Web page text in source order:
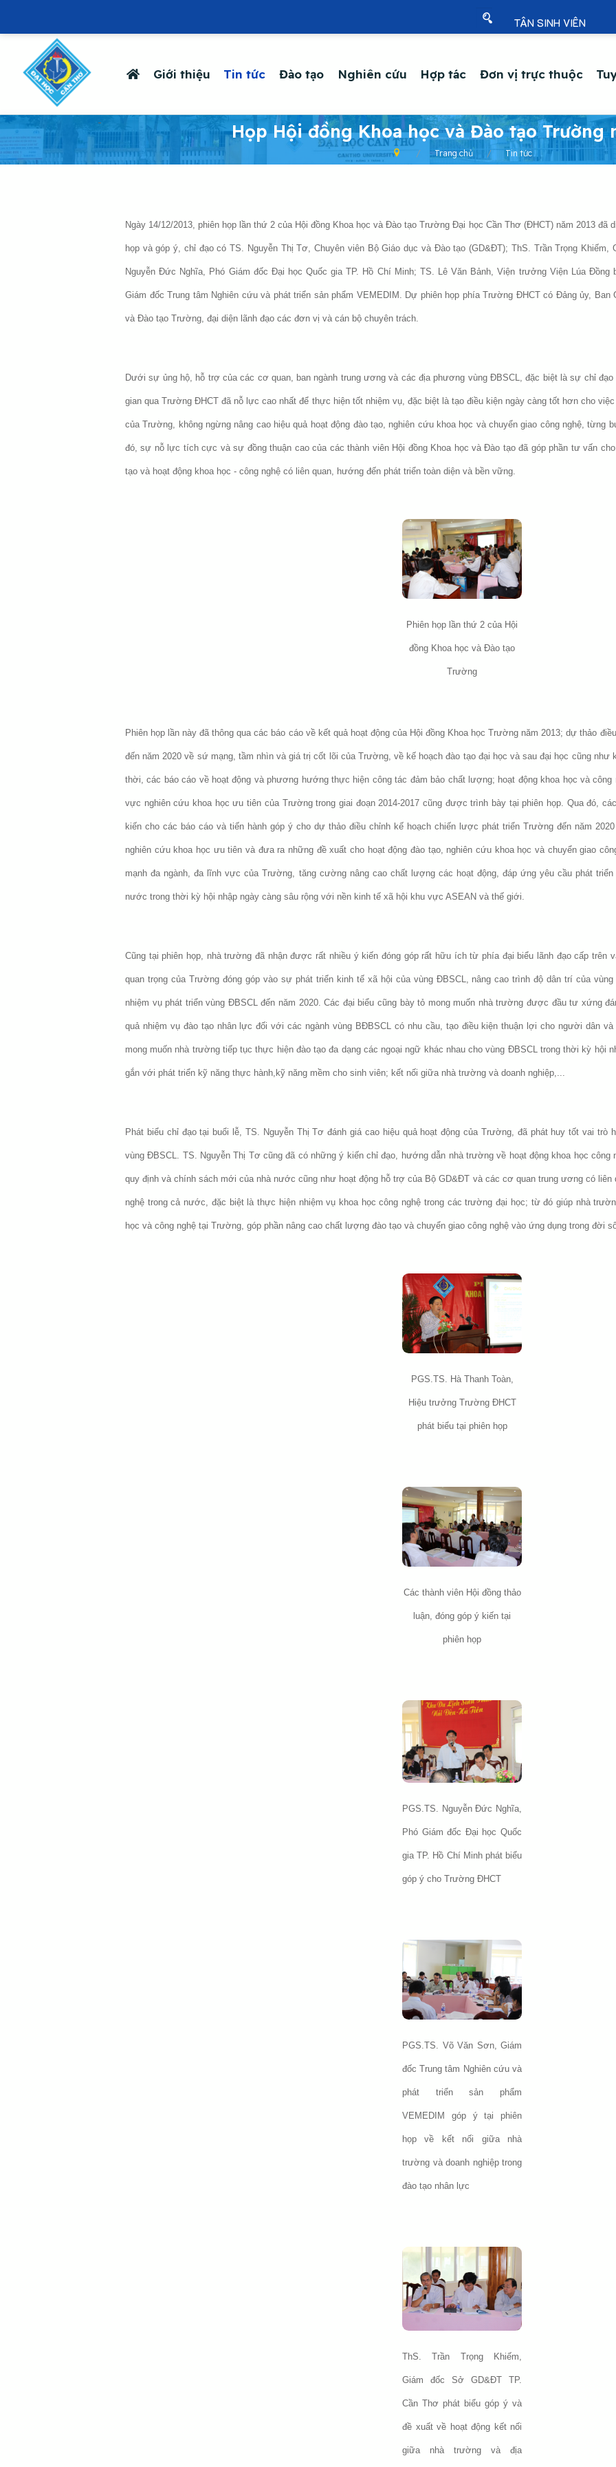
TÂN SINH VIÊN
Giới thiệu Tin tức Đào tạo Nghiên cứu Hợp tác Đơn vị trực thuộc
- Họp Hội đồng Khoa học và Đào tạo Trường
Trang chủ Tin tức
Ngày 14/12/2013, phiên họp lần thứ 2 của Hội đồng Khoa học và Đào tạo Trường Đại học Cần Thơ (ĐHCT) năm 2013 đã
họp và góp ý, chỉ đạo có TS. Nguyễn Thị Tơ, Chuyên viên Bộ Giáo dục và Đào tạo (GD&ĐT); ThS. Trần Trọng
Nguyễn Đức Nghĩa, Phó Giám đốc Đại học Quốc gia TP. Hồ Chí Minh; TS. Lê Văn Bảnh, Viện trưởng Viện Lúa
Giám đốc Trung tâm Nghiên cứu và phát triển sản phẩm VEMEDIM. Dự phiên họp phía Trường ĐHCT có Đảng ủy, Ban
và Đào tạo Trường, đại diện lãnh đạo các đơn vị và cán bộ chuyên trách.
Dưới sự ủng hộ, hỗ trợ của các cơ quan, ban ngành trung ương và các địa phương vùng ĐBSCL, đặc biệt là sự chỉ
gian qua Trường ĐHCT đã nỗ lực cao nhất để thực hiện tốt nhiệm vụ, đặc biệt là tạo điều kiện ngày càng tốt hơn cho
của Trường, không ngừng nâng cao hiệu quả hoạt động đào tạo, nghiên cứu khoa học và chuyển giao công nghệ,
đó, sự nỗ lực tích cực và sự đồng thuận cao của các thành viên Hội đồng Khoa học và Đào tạo đã góp phần tư vấn
tạo và hoạt động khoa học - công nghệ có liên quan, hướng đến phát triển toàn diện và bền vững.
Phiên họp lần thứ 2 của Hội
đồng Khoa học và Đào tạo
Trường
Phiên họp lần này đã thông qua các báo cáo về kết quả hoạt động của Hội đồng Khoa học Trường năm 2013; dự thảo
đến năm 2020 về sứ mạng, tầm nhìn và giá trị cốt lõi của Trường, về kế hoạch đào tạo đại học và sau đại học cũng như
thời, các báo cáo về hoạt động và phương hướng thực hiện công tác đảm bảo chất lượng; hoạt động khoa học và công
vực nghiên cứu khoa học ưu tiên của Trường trong giai đoạn 2014-2017 cũng được trình bày tại phiên họp. Qua đó,
kiến cho các báo cáo và tiến hành góp ý cho dự thảo điều chỉnh kế hoạch chiến lược phát triển Trường đến năm
nghiên cứu khoa học ưu tiên và đưa ra những đề xuất cho hoạt động đào tạo, nghiên cứu khoa học và chuyển giao
mạnh đa ngành, đa lĩnh vực của Trường, tăng cường nâng cao chất lượng các hoạt động, đáp ứng yêu cầu phát
nước trong thời kỳ hội nhập ngày càng sâu rộng với nền kinh tế xã hội khu vực ASEAN và thế giới.
Cũng tại phiên họp, nhà trường đã nhận được rất nhiều ý kiến đóng góp rất hữu ích từ phía đại biểu lãnh đạo cấp trên
quan trọng của Trường đóng góp vào sự phát triển kinh tế xã hội của vùng ĐBSCL, nâng cao trình độ dân trí của
nhiệm vụ phát triển vùng ĐBSCL đến năm 2020. Các đại biểu cũng bày tỏ mong muốn nhà trường được đầu tư xứng
quả nhiệm vụ đào tạo nhân lực đối với các ngành vùng BĐBSCL có nhu cầu, tạo điều kiện thuận lợi cho người dân
mong muốn nhà trường tiếp tục thực hiện đào tạo đa dạng các ngoại ngữ khác nhau cho vùng ĐBSCL trong thời kỳ hội
gắn với phát triển kỹ năng thực hành,kỹ năng mềm cho sinh viên; kết nối giữa nhà trường và doanh nghiệp,...
Phát biểu chỉ đạo tại buổi lễ, TS. Nguyễn Thị Tơ đánh giá cao hiệu quả hoạt động của Trường, đã phát huy tốt vai
vùng ĐBSCL. TS. Nguyễn Thị Tơ cũng đã có những ý kiến chỉ đạo, hướng dẫn nhà trường về hoạt động khoa học
quy định và chính sách mới của nhà nước cũng như hoạt động hỗ trợ của Bộ GD&ĐT và các cơ quan trung ương có liên
nghệ trong cả nước, đặc biệt là thực hiện nhiệm vụ khoa học công nghệ trong các trường đại học; từ đó giúp nhà
học và công nghệ tại Trường, góp phần nâng cao chất lượng đào tạo và chuyển giao công nghệ vào ứng dụng trong đời
PGS.TS. Hà Thanh Toàn,
Hiệu trưởng Trường ĐHCT
phát biểu tại phiên họp
Các thành viên Hội đồng thảo
luận, đóng góp ý kiến tại
phiên họp
PGS.TS. Nguyễn Đức Nghĩa,
Phó Giám đốc Đại học Quốc
gia TP. Hồ Chí Minh phát biểu
góp ý cho Trường ĐHCT
PGS.TS. Võ Văn Sơn, Giám
đốc Trung tâm Nghiên cứu và
phát triển sản phẩm
VEMEDIM góp ý tại phiên
họp về kết nối giữa nhà
trường và doanh nghiệp trong
đào tạo nhân lực
ThS. Trần Trọng Khiếm,
Giám đốc Sở GD&ĐT TP.
Cần Thơ phát biểu góp ý và
đề xuất về hoạt động kết nối
giữa nhà trường và địa